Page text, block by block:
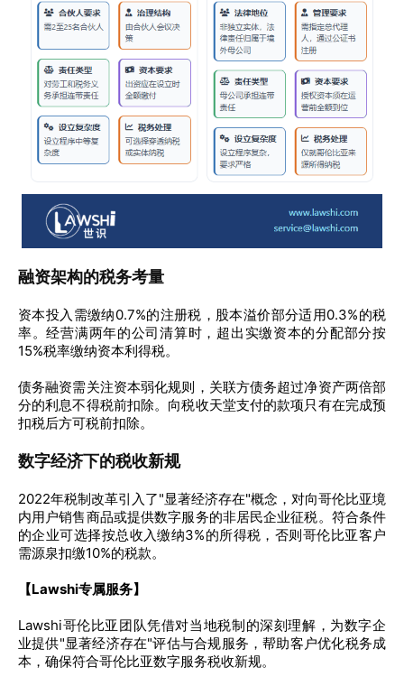
融资架构的税务考量
资本投入需缴纳0.7%的注册税，股本溢价部分适用0.3%的税
率。经营满两年的公司清算时，超出实缴资本的分配部分按
15%税率缴纳资本利得税。
债务融资需关注资本弱化规则，关联方债务超过净资产两倍部
分的利息不得税前扣除。向税收天堂支付的款项只有在完成预
扣税后方可税前扣除。
数字经济下的税收新规
2022年税制改革引入了"显著经济存在"概念，对向哥伦比亚境
内用户销售商品或提供数字服务的非居民企业征税。符合条件
的企业可选择按总收入缴纳3%的所得税，否则哥伦比亚客户
需源泉扣缴10%的税款。
【Lawshi专属服务】
Lawshi哥伦比亚团队凭借对当地税制的深刻理解，为数字企
业提供"显著经济存在"评估与合规服务，帮助客户优化税务成
本，确保符合哥伦比亚数字服务税收新规。